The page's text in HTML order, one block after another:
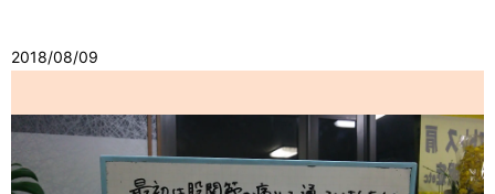
2018/08/09